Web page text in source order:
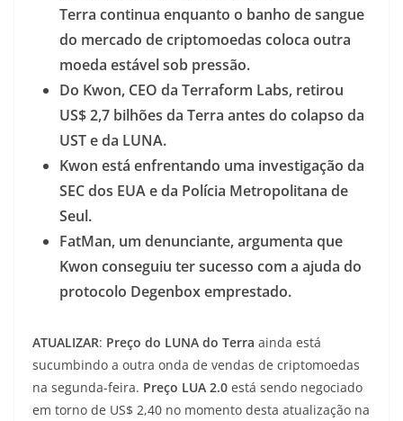
Terra continua enquanto o banho de sangue
do mercado de criptomoedas coloca outra
moeda estável sob pressão.
Do Kwon, CEO da Terraform Labs, retirou
US$ 2,7 bilhões da Terra antes do colapso da
UST e da LUNA.
Kwon está enfrentando uma investigação da
SEC dos EUA e da Polícia Metropolitana de
Seul.
FatMan, um denunciante, argumenta que
Kwon conseguiu ter sucesso com a ajuda do
protocolo Degenbox emprestado.
ATUALIZAR: Preço do LUNA do Terra ainda está
sucumbindo a outra onda de vendas de criptomoedas
na segunda-feira. Preço LUA 2.0 está sendo negociado
em torno de US$ 2,40 no momento desta atualização na